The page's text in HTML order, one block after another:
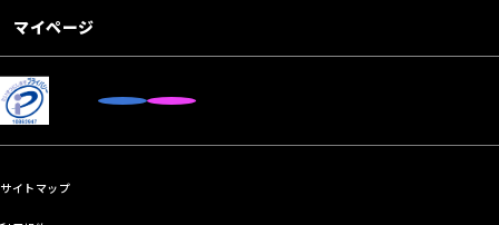
マイページ
サイトマップ